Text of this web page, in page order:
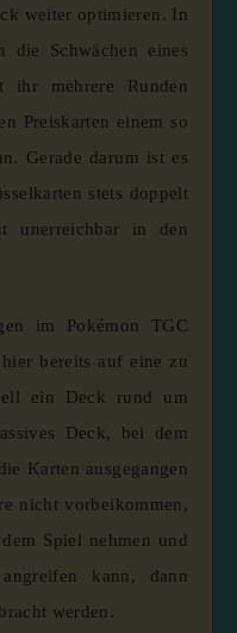
weiter optimieren. In
die Schwächen eines
ihr mehrere Runden
Preiskarten einem so
Gerade darum ist es
stets doppelt
unerreichbar in den
im Pokémon TGC
bereits auf eine zu
ein Deck rund um
Deck, bei dem
Karten ausgegangen
nicht vorbeikommen,
Spiel nehmen und
kann, dann
werden.